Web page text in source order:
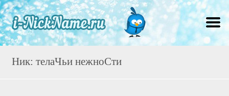
Ник: телаЧьи нежноСти